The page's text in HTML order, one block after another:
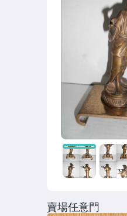
偶像、球
女裝與服飾
手錶與飾品
女包精品與
家電與影音
賣場任意門